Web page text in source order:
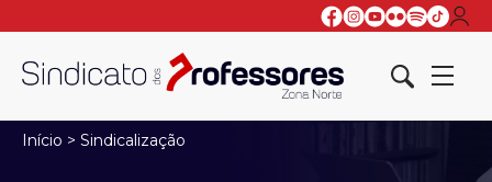
Início > Sindicalização